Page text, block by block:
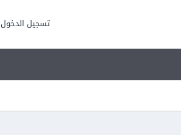
تسجيل الدخول